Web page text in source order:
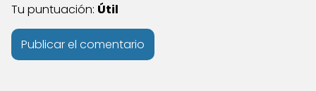
Tu puntuación: Útil